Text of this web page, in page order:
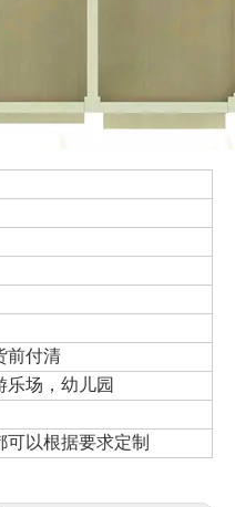
前付清
乐场，幼儿园
可以根据要求定制